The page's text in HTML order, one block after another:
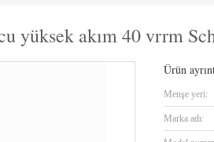
yüksek akım 40 vrrm
Ürün
Menşe yeri:
Marka adı: